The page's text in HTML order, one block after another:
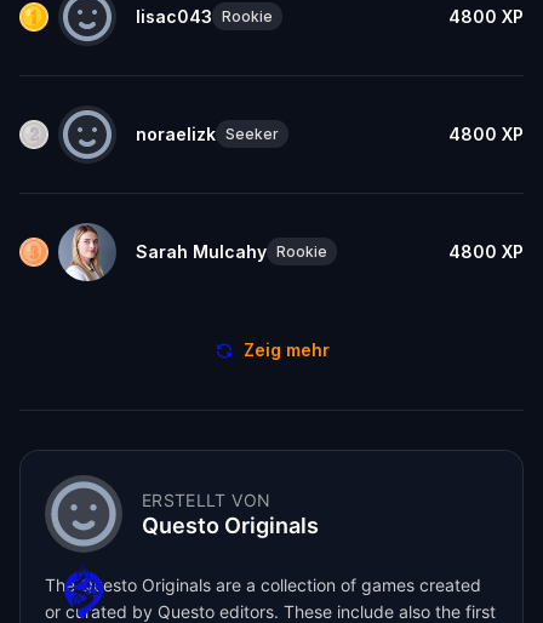
lisac043 Rookie 4800 XP
noraelizk Seeker 4800 XP
Sarah Mulcahy Rookie 4800 XP
Zeig mehr
ERSTELLT VON
Questo Originals
The Questo Originals are a collection of games created
or curated by Questo editors. These include also the first